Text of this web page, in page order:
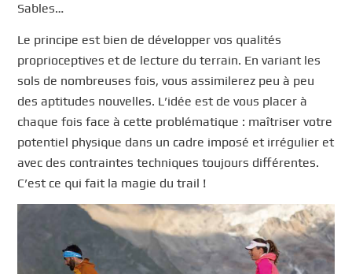
Sables…
Le principe est bien de développer vos qualités
proprioceptives et de lecture du terrain. En variant les
sols de nombreuses fois, vous assimilerez peu à peu
des aptitudes nouvelles. L’idée est de vous placer à
chaque fois face à cette problématique : maîtriser votre
potentiel physique dans un cadre imposé et irrégulier et
avec des contraintes techniques toujours différentes.
C’est ce qui fait la magie du trail !